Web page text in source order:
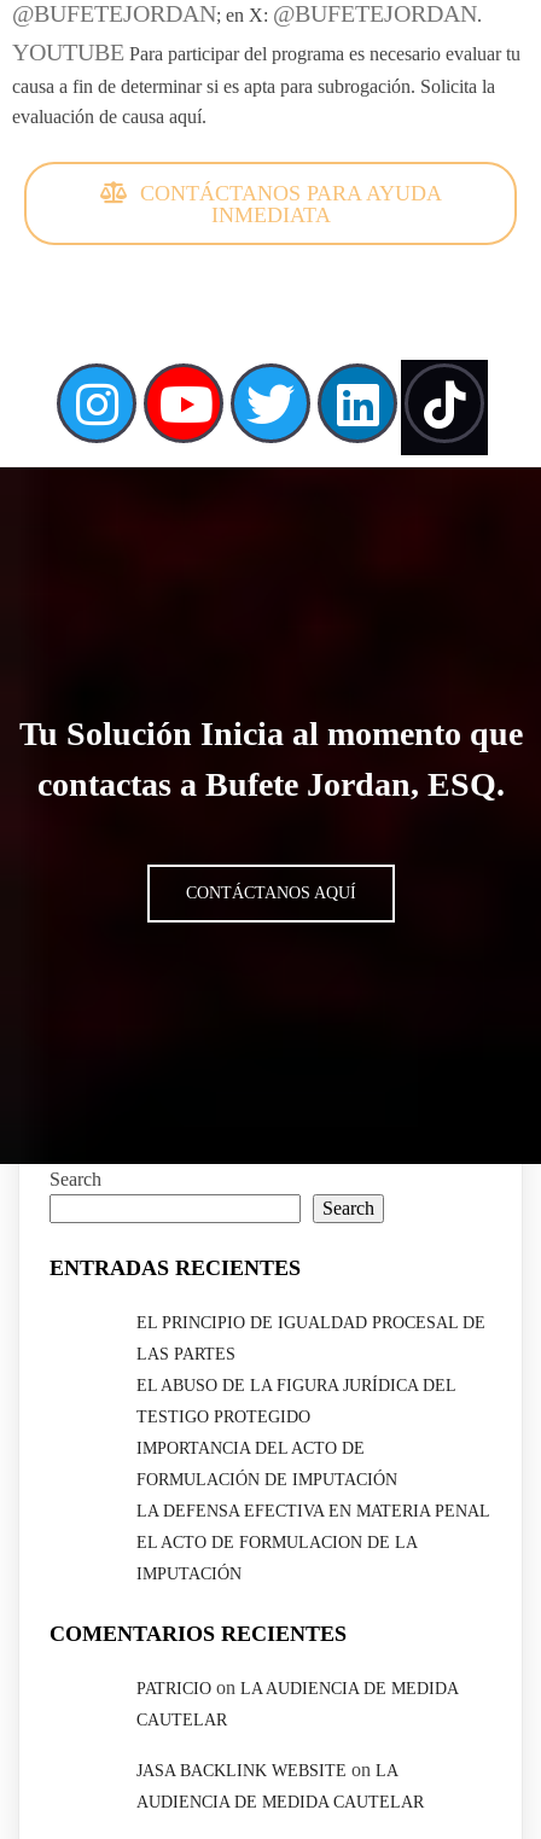
@BUFETEJORDAN; en X: @BUFETEJORDAN.
YOUTUBE Para participar del programa es necesario evaluar tu
causa a fin de determinar si es apta para subrogación. Solicita la
evaluación de causa aquí.
CONTÁCTANOS PARA AYUDA
INMEDIATA
Tu Solución Inicia al momento que
contactas a Bufete Jordan, ESQ.
CONTÁCTANOS AQUÍ
Search
Search
ENTRADAS RECIENTES
EL PRINCIPIO DE IGUALDAD PROCESAL DE
LAS PARTES
EL ABUSO DE LA FIGURA JURÍDICA DEL
TESTIGO PROTEGIDO
IMPORTANCIA DEL ACTO DE
FORMULACIÓN DE IMPUTACIÓN
LA DEFENSA EFECTIVA EN MATERIA PENAL
EL ACTO DE FORMULACION DE LA
IMPUTACIÓN
COMENTARIOS RECIENTES
PATRICIO on LA AUDIENCIA DE MEDIDA
CAUTELAR
JASA BACKLINK WEBSITE on LA
AUDIENCIA DE MEDIDA CAUTELAR